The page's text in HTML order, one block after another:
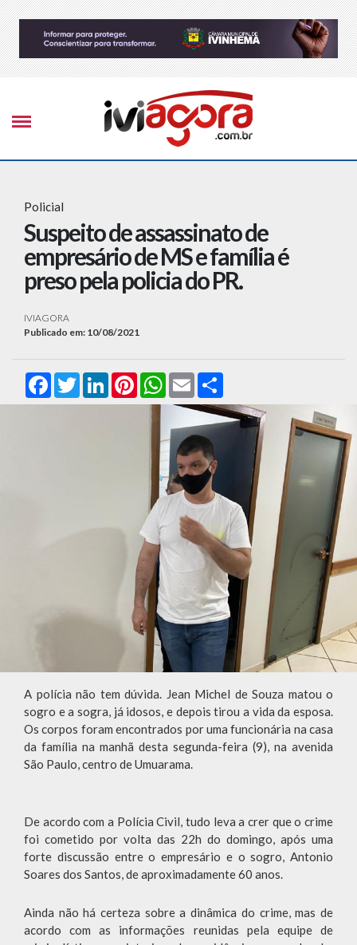
Policial
Suspeito de assassinato de
empresário de MS e família é
preso pela policia do PR.
IVIAGORA
Publicado em: 10/08/2021
FacebookTwitterLinkedInPinterestWhatsApp
Email
A polícia não tem dúvida. Jean Michel de Souza matou o
sogro e a sogra, já idosos, e depois tirou a vida da esposa.
Os corpos foram encontrados por uma funcionária na casa
da família na manhã desta segunda-feira (9), na avenida
São Paulo, centro de Umuarama.
De acordo com a Polícia Civil, tudo leva a crer que o crime
foi cometido por volta das 22h do domingo, após uma
forte discussão entre o empresário e o sogro, Antonio
Soares dos Santos, de aproximadamente 60 anos.
Ainda não há certeza sobre a dinâmica do crime, mas de
acordo com as informações reunidas pela equipe de